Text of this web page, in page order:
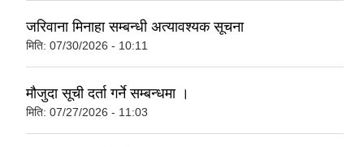
जरिवाना मिनाहा सम्बन्धी अत्यावश्यक सूचना
मिति: 07/30/2026 - 10:11
मौजुदा सूची दर्ता गर्ने सम्बन्धमा ।
मिति: 07/27/2026 - 11:03